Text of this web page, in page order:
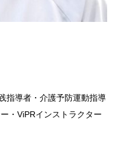
指導者・介護予防運動指導
・ViPRインストラクター